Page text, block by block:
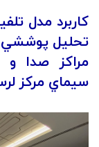
کاربرد مدل
تحليل پوششي
مراکز صدا
سيماي مرکز